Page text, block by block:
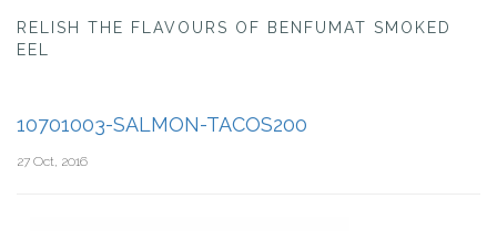
RELISH THE FLAVOURS OF BENFUMAT SMOKED
EEL
10701003-SALMON-TACOS200
27 Oct, 2016